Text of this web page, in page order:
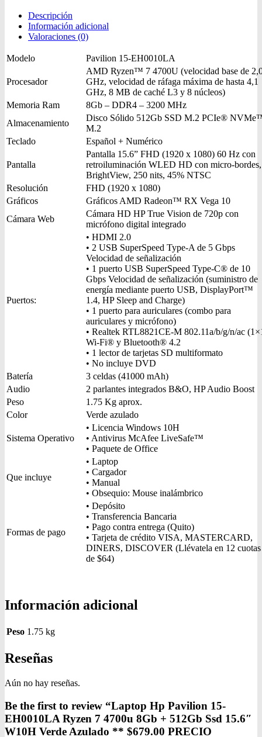
Descripción
Información adicional
Valoraciones (0)
Modelo Pavilion 15-EH0010LA
Procesador
AMD Ryzen™ 7 4700U (velocidad base de
GHz, velocidad de ráfaga máxima de hasta 4,1
GHz, 8 MB de caché L3 y 8 núcleos)
Memoria Ram
8Gb – DDR4 – 3200 MHz
Almacenamiento
Disco Sólido 512Gb SSD M.2 PCIe®
M.2
Teclado
Español + Numérico
Pantalla
Pantalla 15.6” FHD (1920 x 1080) 60 Hz con
retroiluminación WLED HD con micro-bordes,
BrightView, 250 nits, 45% NTSC
Resolución
FHD (1920 x 1080)
Gráficos
Gráficos AMD Radeon™ RX Vega 10
Cámara Web
Cámara HD HP True Vision de 720p con
micrófono digital integrado
Puertos:
• HDMI 2.0
• 2 USB SuperSpeed Type-A de 5 Gbps
Velocidad de señalización
• 1 puerto USB SuperSpeed Type-C® de 10
Gbps Velocidad de señalización (suministro de
energía mediante puerto USB, DisplayPort™
1.4, HP Sleep and Charge)
• 1 puerto para auriculares (combo para
auriculares y micrófono)
• Realtek RTL8821CE-M 802.11a/b/g/n/ac
Wi-Fi® y Bluetooth® 4.2
• 1 lector de tarjetas SD multiformato
• No incluye DVD
Batería
3 celdas (41000 mAh)
Audio
2 parlantes integrados B&O, HP Audio Boost
Peso
1.75 Kg aprox.
Color
Verde azulado
Sistema Operativo
• Licencia Windows 10H
• Antivirus McAfee LiveSafe™
• Paquete de Office
Que incluye
• Laptop
• Cargador
• Manual
• Obsequio: Mouse inalámbrico
Formas de pago
• Depósito
• Transferencia Bancaria
• Pago contra entrega (Quito)
• Tarjeta de crédito VISA, MASTERCARD,
DINERS, DISCOVER (Llévatela en 12 cuotas
de $64)
Información adicional
Peso 1.75 kg
Reseñas
Aún no hay reseñas.
Be the first to review “Laptop Hp Pavilion 15-
EH0010LA Ryzen 7 4700u 8Gb + 512Gb Ssd 15.6″
W10H Verde Azulado ** $679.00 PRECIO